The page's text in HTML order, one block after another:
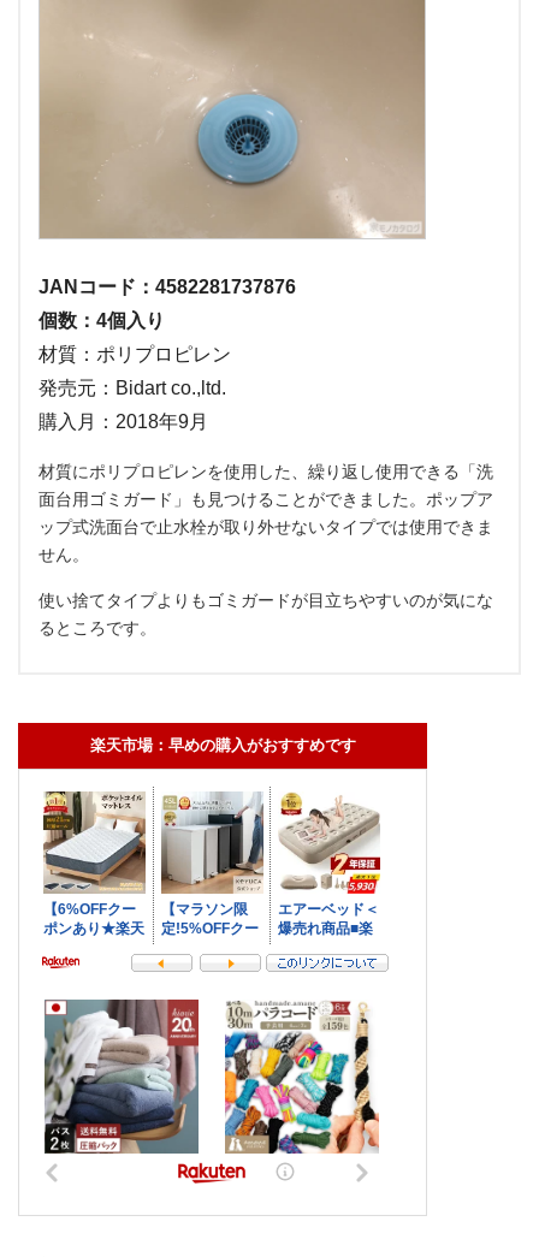
JANコード：4582281737876
個数：4個入り
材質：ポリプロピレン
発売元：Bidart co.,ltd.
購入月：2018年9月
材質にポリプロピレンを使用した、繰り返し使用できる「洗
面台用ゴミガード」も見つけることができました。ポップア
ップ式洗面台で止水栓が取り外せないタイプでは使用できま
せん。
使い捨てタイプよりもゴミガードが目立ちやすいのが気にな
るところです。
楽天市場：早めの購入がおすすめです